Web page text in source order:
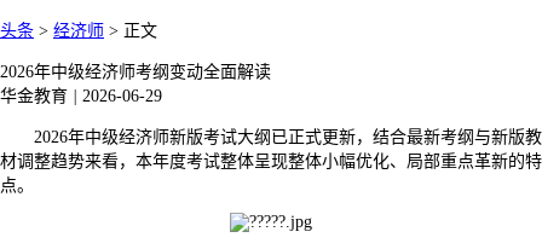
头条 > 经济师 > 正文
2026年中级经济师考纲变动全面解读
华金教育
2026-06-29
2026年中级经济师新版考试大纲已正式更新，结合最新考纲与新版教
材调整趋势来看，本年度考试整体呈现整体小幅优化、局部重点革新的特
点。